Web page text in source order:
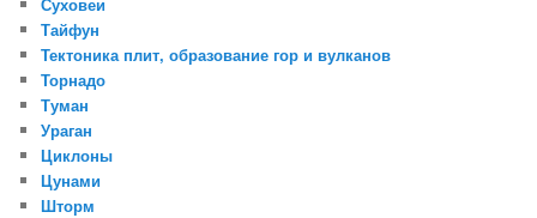
Тайфун
Тектоника плит, образование гор и вулканов
Торнадо
Туман
Ураган
Циклоны
Цунами
Шторм